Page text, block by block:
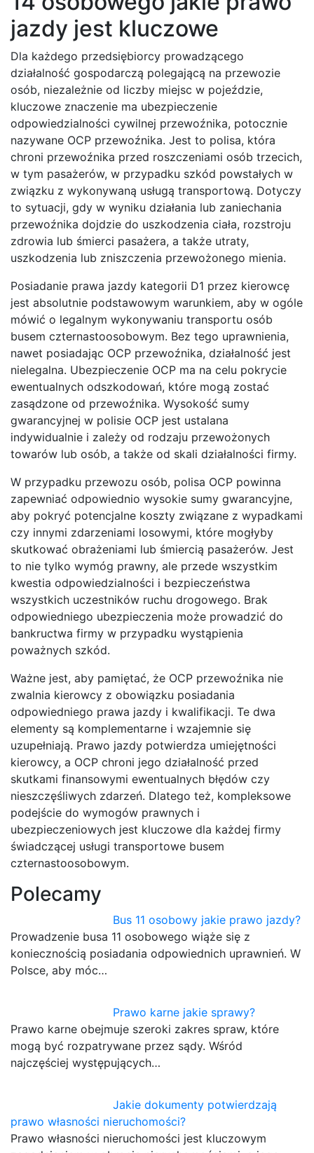
jazdy jest kluczowe
Dla każdego przedsiębiorcy prowadzącego
działalność gospodarczą polegającą na przewozie
osób, niezależnie od liczby miejsc w pojeździe,
kluczowe znaczenie ma ubezpieczenie
odpowiedzialności cywilnej przewoźnika, potocznie
nazywane OCP przewoźnika. Jest to polisa, która
chroni przewoźnika przed roszczeniami osób trzecich,
w tym pasażerów, w przypadku szkód powstałych w
związku z wykonywaną usługą transportową. Dotyczy
to sytuacji, gdy w wyniku działania lub zaniechania
przewoźnika dojdzie do uszkodzenia ciała, rozstroju
zdrowia lub śmierci pasażera, a także utraty,
uszkodzenia lub zniszczenia przewożonego mienia.
Posiadanie prawa jazdy kategorii D1 przez kierowcę
jest absolutnie podstawowym warunkiem, aby w ogóle
mówić o legalnym wykonywaniu transportu osób
busem czternastoosobowym. Bez tego uprawnienia,
nawet posiadając OCP przewoźnika, działalność jest
nielegalna. Ubezpieczenie OCP ma na celu pokrycie
ewentualnych odszkodowań, które mogą zostać
zasądzone od przewoźnika. Wysokość sumy
gwarancyjnej w polisie OCP jest ustalana
indywidualnie i zależy od rodzaju przewożonych
towarów lub osób, a także od skali działalności firmy.
W przypadku przewozu osób, polisa OCP powinna
zapewniać odpowiednio wysokie sumy gwarancyjne,
aby pokryć potencjalne koszty związane z wypadkami
czy innymi zdarzeniami losowymi, które mogłyby
skutkować obrażeniami lub śmiercią pasażerów. Jest
to nie tylko wymóg prawny, ale przede wszystkim
kwestia odpowiedzialności i bezpieczeństwa
wszystkich uczestników ruchu drogowego. Brak
odpowiedniego ubezpieczenia może prowadzić do
bankructwa firmy w przypadku wystąpienia
poważnych szkód.
Ważne jest, aby pamiętać, że OCP przewoźnika nie
zwalnia kierowcy z obowiązku posiadania
odpowiedniego prawa jazdy i kwalifikacji. Te dwa
elementy są komplementarne i wzajemnie się
uzupełniają. Prawo jazdy potwierdza umiejętności
kierowcy, a OCP chroni jego działalność przed
skutkami finansowymi ewentualnych błędów czy
nieszczęśliwych zdarzeń. Dlatego też, kompleksowe
podejście do wymogów prawnych i
ubezpieczeniowych jest kluczowe dla każdej firmy
świadczącej usługi transportowe busem
czternastoosobowym.
Polecamy
Bus 11 osobowy jakie prawo jazdy?
Prowadzenie busa 11 osobowego wiąże się z
koniecznością posiadania odpowiednich uprawnień. W
Polsce, aby móc…
Prawo karne jakie sprawy?
Prawo karne obejmuje szeroki zakres spraw, które
mogą być rozpatrywane przez sądy. Wśród
najczęściej występujących…
Jakie dokumenty potwierdzają
prawo własności nieruchomości?
Prawo własności nieruchomości jest kluczowym